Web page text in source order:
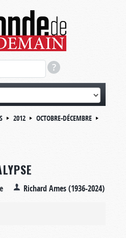
2012
OCTOBRE-DÉCEMBRE
Richard Ames (1936-2024)